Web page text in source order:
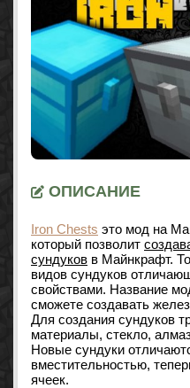
ОПИСАНИЕ
Iron Chests это мод на
который позволит
сундуков в Майнкрафт.
видов сундуков
свойствами. Название
сможете создавать
Для создания сундуков
материалы, стекло,
Новые сундуки
вместительностью,
ячеек.